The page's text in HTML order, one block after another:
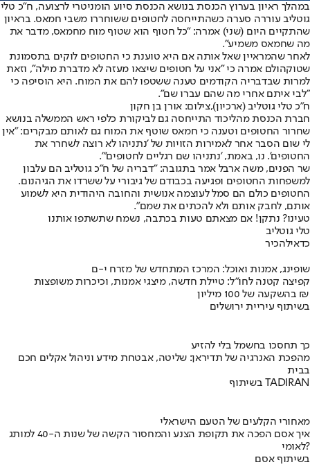
במהלך ראיון בערוץ הכנסת בנושא הכנסת סיוע הומניטרי לרצועה, ח"כ טלי
גוטליב עוררה סערה כשהתייחסה לחטופים ששוחררו משבי חמאס. בראיון
שהתקיים היום (שני) אמרה: "כל חטוף הוא שטוף מוח מחמאס, מדבר את
מה שחמאס משמיע".
לאחר שהמראיין שאל אותה אם היא טוענת כי החטופים לוקים בתסמונת
שטוקהולם אמרה כי "אני על חטופים שיצאו מעזה לא מדברת מילה", וזאת
למרות שבדבריה הקודמים טענה ששטפו להם את המוח. היא הוסיפה כי
"לבי איתם אחרי מה שהם עברו שם".
ח"כ טלי גוטליב (ארכיון),צילום: אורן בן חקון
חברת הכנסת מהליכוד התייחסה גם לביקורת כלפי ראש הממשלה בנושא
שחרור החטופים וטענה כי חמאס שוטף את המוח גם לאותם מבקרים: "אין
לי שום הסבר אחר לאמירות הזויות של 'נתניהו לא רוצה לשחרר את
החטופים'. נו, באמת, 'נתניהו שם רגליים לחטופים'".
שר הפנים, משה ארבל אמר בתגובה: "דבריה של ח״כ גוטליב הם עלבון
למשפחות החטופים ופגיעה בכבודם של גיבורי על ששרדו את הגיהנום.
החטופים כולם הם סמל לעוצמה אנושית והחובה היהודית היא לשמוע
אותם, לחבק אותם ולא להכתים את שמם".
טעינו? נתקן! אם מצאתם טעות בכתבה, נשמח שתשתפו אותנו
טלי גוטליב
כדאילהכיר
שופינג, אמנות ואוכל: המרכז המתחדש של מזרח י-ם
קפיצה קטנה לחו"ל: טיילת חדשה, מיצגי אמנות, וכיכרות משופצות
בהשקעה של 100 מיליון ₪
בשיתוף עיריית ירושלים
כך תחסכו בחשמל בלי להזיע
מהפכת האנרגיה של תדיראן: שליטה, אבטחת מידע וניהול אקלים חכם
בבית
בשיתוף TADIRAN
מאחורי הקלעים של הטעם הישראלי
איך אסם הפכה את תקופת הצנע והמחסור הקשה של שנות ה-40 למותג
לאומי?
בשיתוף אסם